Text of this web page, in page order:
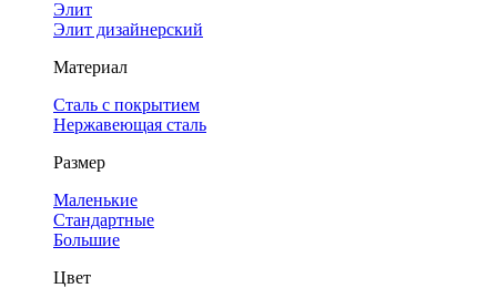
Элит
Элит дизайнерский
Материал
Сталь с покрытием
Нержавеющая сталь
Размер
Маленькие
Стандартные
Большие
Цвет